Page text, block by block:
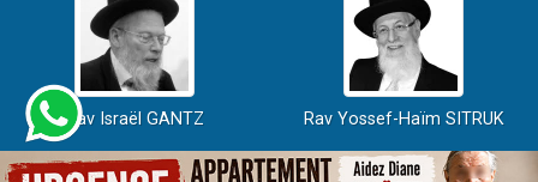
Rav Israël GANTZ Rav Yossef-Haïm SITRUK